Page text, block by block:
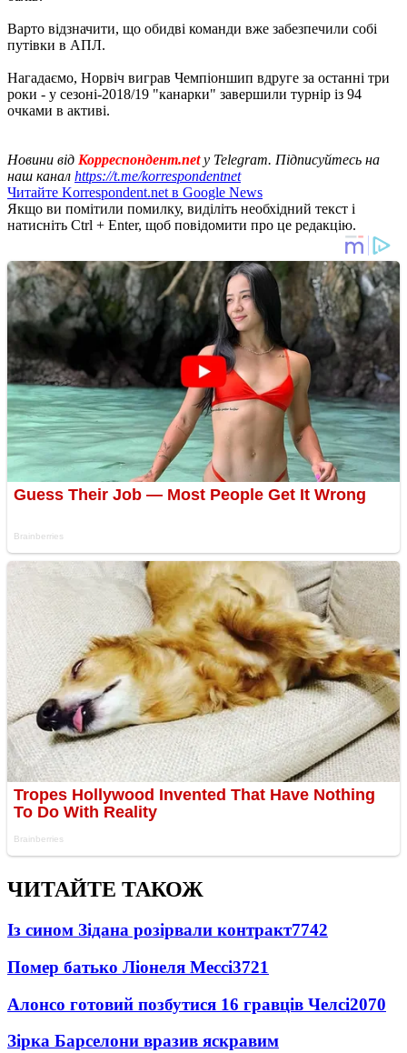
Варто відзначити, що обидві команди вже забезпечили собі
путівки в АПЛ.
Нагадаємо, Норвіч виграв Чемпіоншип вдруге за останні три
роки - у сезоні-2018/19 "канарки" завершили турнір із 94
очками в активі.
Новини від Корреспондент.netу Telegram. Підписуйтесь на
наш канал https://t.me/korrespondentnet
Читайте Korrespondent.net в Google News
Якщо ви помітили помилку, виділіть необхідний текст і
натисніть Ctrl + Enter, щоб повідомити про це редакцію.
ЧИТАЙТЕ ТАКОЖ
Із сином Зідана розірвали контракт7742
Помер батько Ліонеля Мессі3721
Алонсо готовий позбутися 16 гравців Челсі2070
Зірка Барселони вразив яскравим